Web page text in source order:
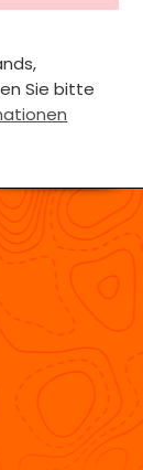
Sie bitte